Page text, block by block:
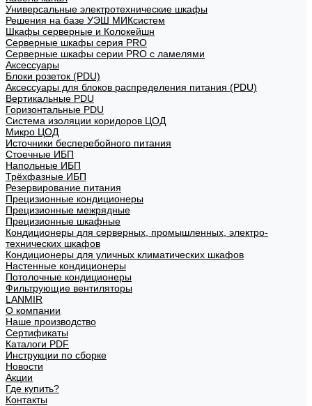
Универсальные электротехнические шкафы
Решения на базе УЭШ МИКсистем
Шкафы серверные и Колокейшн
Серверные шкафы серия PRO
Серверные шкафы серии PRO с ламелями
Аксессуары
Блоки розеток (PDU)
Аксессуары для блоков распределения питания (PDU)
Вертикальные PDU
Горизонтальные PDU
Система изоляции коридоров ЦОД
Микро ЦОД
Источники бесперебойного питания
Стоечные ИБП
Напольные ИБП
Трёхфазные ИБП
Резервирование питания
Прецизионные кондиционеры
Прецизионные межрядные
Прецизионные шкафные
Кондиционеры для серверных, промышленных, электро-
технических шкафов
Кондиционеры для уличных климатических шкафов
Настенные кондиционеры
Потолочные кондиционеры
Фильтрующие вентиляторы
LANMIR
О компании
Наше производство
Сертификаты
Каталоги PDF
Инструкции по сборке
Новости
Акции
Где купить?
Контакты